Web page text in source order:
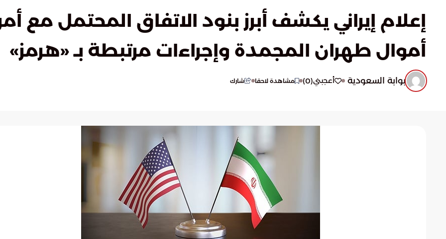
إعلام إيراني يكشف أبرز بنود الاتفاق المحتمل مع
أموال طهران المجمدة وإجراءات مرتبطة بـ «هرمز»
بوابة السعودية أعجبني(
0
) مشاهدة لاحقا شارك